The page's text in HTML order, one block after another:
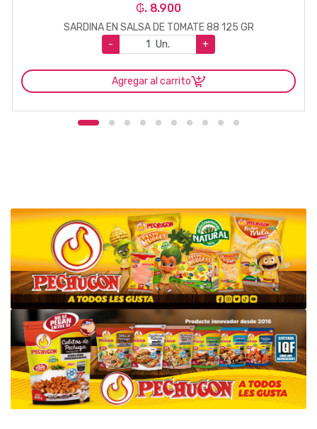
₲. 8.900
SARDINA EN SALSA DE TOMATE 88 125 GR
-
Un. +
Agregar al carrito